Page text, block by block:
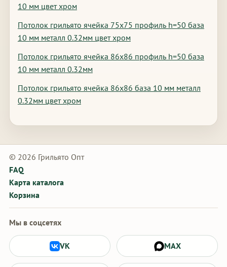
10 мм цвет хром
Потолок грильято ячейка 75х75 профиль h=50 база
10 мм металл 0.32мм цвет хром
Потолок грильято ячейка 86х86 профиль h=50 база
10 мм металл 0.32мм
Потолок грильято ячейка 86х86 база 10 мм металл
0.32мм цвет хром
© 2026 Грильято Опт
FAQ
Карта каталога
Корзина
Мы в соцсетях
VK MAX